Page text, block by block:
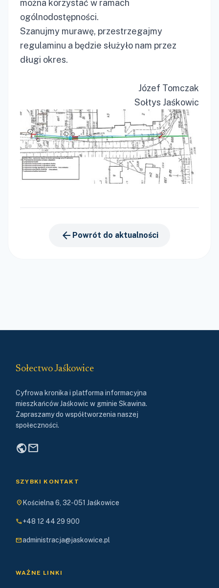
można korzystać w ramach
ogólnodostępności.
Szanujmy murawę, przestrzegajmy
regulaminu a będzie służyło nam przez
długi okres.
Józef Tomczak
Sołtys Jaśkowic
arrow_back Powrót do aktualności
Sołectwo Jaśkowice
Cyfrowa kronika i platforma informacyjna
mieszkańców Jaśkowic w gminie Skawina.
Zapraszamy do współtworzenia naszej
społeczności.
publicmail
SZYBKI KONTAKT
location_on Kościelna 6, 32-051 Jaśkowice
phone+48 12 44 29 900
mailadministracja@jaskowice.pl
WAŻNE LINKI